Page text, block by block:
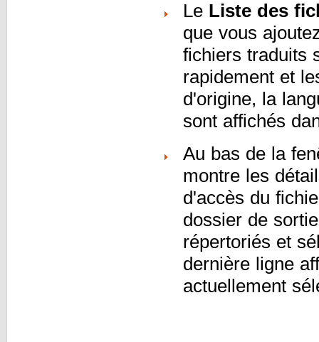
Le Liste des
que vous
fichiers traduits
rapidement et
d'origine, la
sont affichés
Au bas de la
montre les
d'accès du
dossier de
répertoriés et
dernière ligne
actuellement